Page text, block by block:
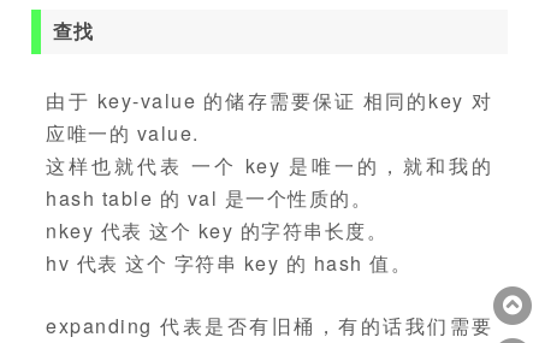
查找
由于 key-value 的储存需要保证 相同的key 对
应唯一的 value.
这样也就代表 一个 key 是唯一的，就和我的
hash table 的 val 是一个性质的。
nkey 代表 这个 key 的字符串长度。
hv 代表 这个 字符串 key 的 hash 值。
expanding 代表是否有旧桶，有的话我们需要